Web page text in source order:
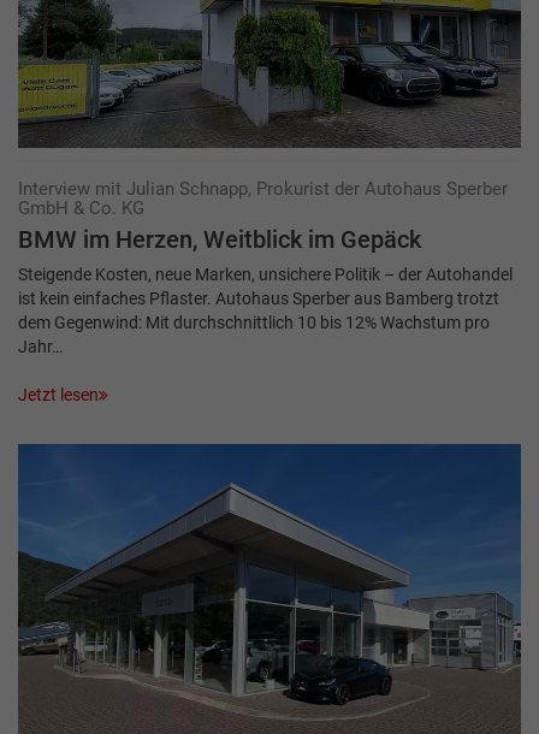
Interview mit Julian Schnapp, Prokurist der Autohaus Sperber
GmbH & Co. KG
BMW im Herzen, Weitblick im Gepäck
Steigende Kosten, neue Marken, unsichere Politik – der Autohandel
ist kein einfaches Pflaster. Autohaus Sperber aus Bamberg trotzt
dem Gegenwind: Mit durchschnittlich 10 bis 12% Wachstum pro
Jahr…
Jetzt lesen